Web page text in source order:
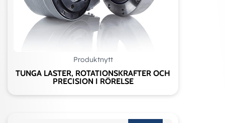
Produktnytt
TUNGA LASTER, ROTATIONSKRAFTER OCH
PRECISION I RÖRELSE